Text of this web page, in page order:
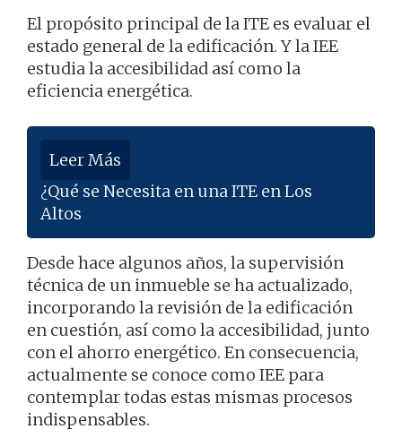
El propósito principal de la ITE es evaluar el
estado general de la edificación. Y la IEE
estudia la accesibilidad así como la
eficiencia energética.
Leer Más
¿Qué se Necesita en una ITE en Los
Altos
Desde hace algunos años, la supervisión
técnica de un inmueble se ha actualizado,
incorporando la revisión de la edificación
en cuestión, así como la accesibilidad, junto
con el ahorro energético. En consecuencia,
actualmente se conoce como IEE para
contemplar todas estas mismas procesos
indispensables.